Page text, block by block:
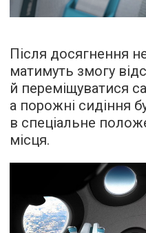
Після досягнення
матимуть змогу
й переміщуватися
а порожні сидіння
в спеціальне
місця.